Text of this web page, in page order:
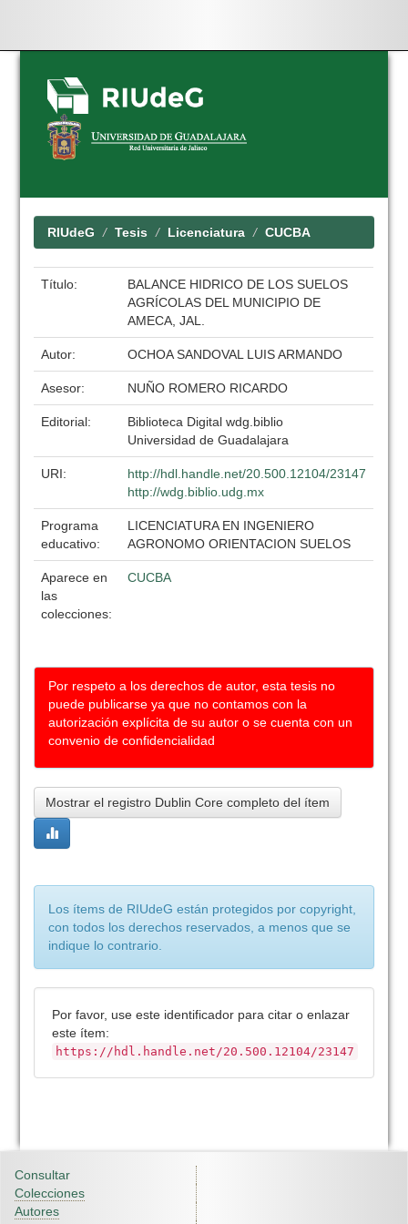
Skip
navigation
RIUdeG Tesis Licenciatura CUCBA
Título:
BALANCE HIDRICO DE LOS SUELOS
AGRÍCOLAS DEL MUNICIPIO DE
AMECA, JAL.
Autor: OCHOA SANDOVAL LUIS ARMANDO
Asesor: NUÑO ROMERO RICARDO
Editorial:
Biblioteca Digital wdg.biblio
Universidad de Guadalajara
URI:
http://hdl.handle.net/20.500.12104/23147
http://wdg.biblio.udg.mx
Programa
educativo:
LICENCIATURA EN INGENIERO
AGRONOMO ORIENTACION SUELOS
Aparece en
las
colecciones:
CUCBA
Por respeto a los derechos de autor, esta tesis no
puede publicarse ya que no contamos con la
autorización explícita de su autor o se cuenta con un
convenio de confidencialidad
Mostrar el registro Dublin Core completo del ítem
Los ítems de RIUdeG están protegidos por copyright,
con todos los derechos reservados, a menos que se
indique lo contrario.
Por favor, use este identificador para citar o enlazar
este ítem:
https://hdl.handle.net/20.500.12104/23147
Consultar
Colecciones
Autores